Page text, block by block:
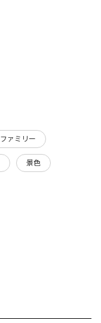
ファミリー
景色